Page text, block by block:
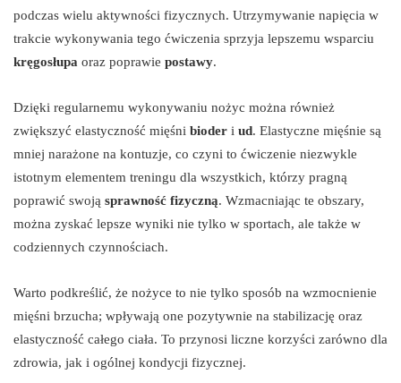
podczas wielu aktywności fizycznych. Utrzymywanie napięcia w
trakcie wykonywania tego ćwiczenia sprzyja lepszemu wsparciu
kręgosłupa oraz poprawie postawy.
Dzięki regularnemu wykonywaniu nożyc można również
zwiększyć elastyczność mięśni bioder i ud. Elastyczne mięśnie są
mniej narażone na kontuzje, co czyni to ćwiczenie niezwykle
istotnym elementem treningu dla wszystkich, którzy pragną
poprawić swoją sprawność fizyczną. Wzmacniając te obszary,
można zyskać lepsze wyniki nie tylko w sportach, ale także w
codziennych czynnościach.
Warto podkreślić, że nożyce to nie tylko sposób na wzmocnienie
mięśni brzucha; wpływają one pozytywnie na stabilizację oraz
elastyczność całego ciała. To przynosi liczne korzyści zarówno dla
zdrowia, jak i ogólnej kondycji fizycznej.